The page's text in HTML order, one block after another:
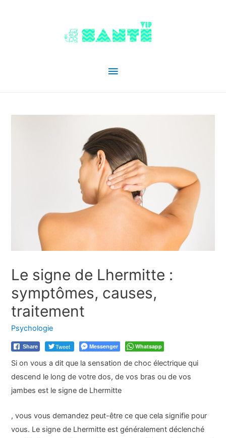
Menu
Le signe de Lhermitte :
symptômes, causes,
traitement
Psychologie
Share Tweet Messenger Whatsapp
Si on vous a dit que la sensation de choc électrique qui
descend le long de votre dos, de vos bras ou de vos
jambes est le signe de Lhermitte
, vous vous demandez peut-être ce que cela signifie pour
vous. Le signe de Lhermitte est généralement déclenché